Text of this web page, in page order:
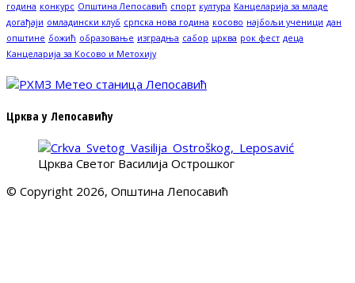
година конкурс Општина Лепосавић спорт култура Канцеларија за младе
догађаји омладински клуб српска нова година косово најбољи ученици дан
општине божић образовање изградња сабор црква рок фест деца
Канцеларија за Косово и Метохију
Црква у Лепосавићу
Црква Светог Василија Острошког
© Copyright 2026, Општина Лепосавић